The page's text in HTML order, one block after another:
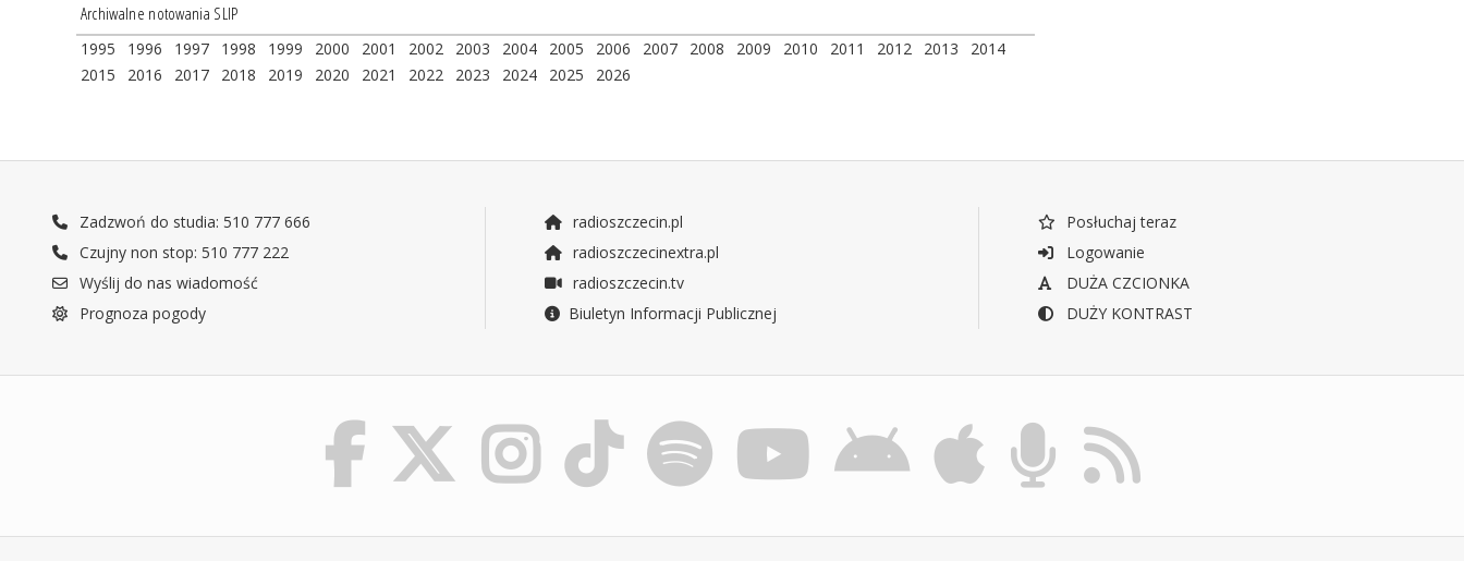
Archiwalne notowania SLIP
1995 1996 1997 1998 1999 2000 2001 2002 2003 2004 2005 2006 2007 2008 2009 2010 2011 2012 2013
2014
2015
2016 2017 2018 2019 2020 2021 2022 2023 2024 2025 2026
Zadzwoń do studia: 510 777 666
Czujny non stop: 510 777 222
Wyślij do nas wiadomość
Prognoza pogody
radioszczecin.pl
radioszczecinextra.pl
radioszczecin.tv
Biuletyn Informacji Publicznej
Posłuchaj teraz
Logowanie
DUŻA CZCIONKA
DUŻY KONTRAST